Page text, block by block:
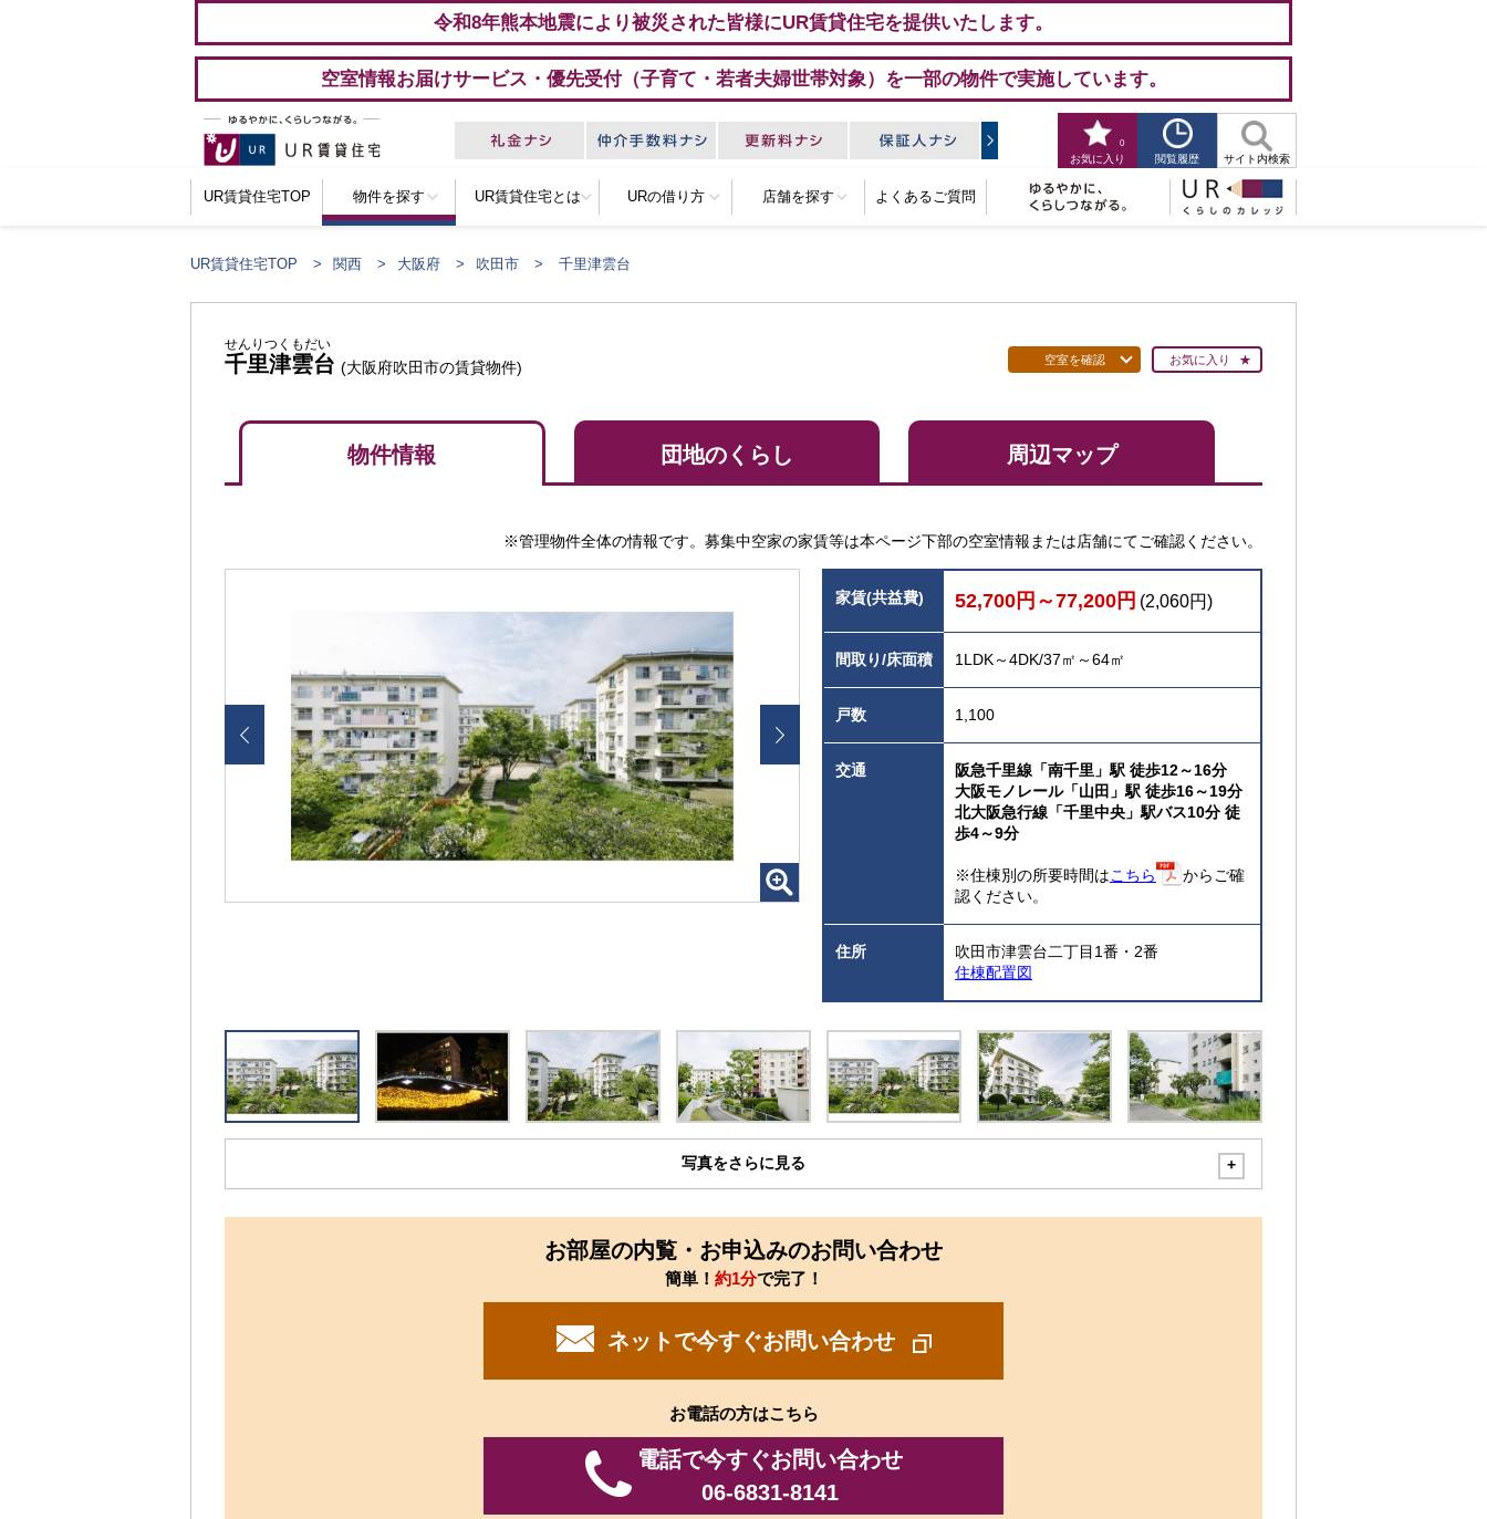
令和8年熊本地震により被災された皆様にUR賃貸住宅を提供いたします。
空室情報お届けサービス・優先受付（子育て・若者夫婦世帯対象）を一部の物件で実施しています。
お気に入り
0
閲覧履歴 サイト内検索
UR賃貸住宅TOP 物件を探す UR賃貸住宅とは URの借り方 店舗を探す よくあるご質問
UR賃貸住宅TOP 関西 大阪府 吹田市 千里津雲台
千里津雲台
せんりつくもだい
(大阪府吹田市の賃貸物件) 空室を確認 お気に入り
物件情報 団地のくらし 周辺マップ
※管理物件全体の情報です。募集中空家の家賃等は本ページ下部の空室情報または店舗にてご確認ください。
ッ
ク
す
る
と、
さ
れ
家賃(共益費) 52,700円～77,200円 (2,060円)
間取り/床面積 1LDK～4DK/37㎡～64㎡
戸数 1,100
交通
阪急千里線「南千里」駅 徒歩12～16分
大阪モノレール「山田」駅 徒歩16～19分
北大阪急行線「千里中央」駅バス10分 徒
歩4～9分
※住棟別の所要時間はこちら
からご確
認ください。
住所
吹田市津雲台二丁目1番・2番
住棟配置図
写真をさらに見る
お部屋の内覧・お申込みのお問い合わせ
簡単！ 約1分で完了！
ネットで今すぐお問い合わせ
お電話の方はこちら
電話で今すぐお問い合わせ
06-6831-8141